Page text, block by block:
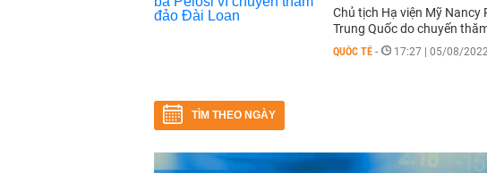
Chủ tịch Hạ viện Mỹ
Trung Quốc do chuyến
QUỐC TẾ - 17:27 | 05/08/
TÌM THEO NGÀY